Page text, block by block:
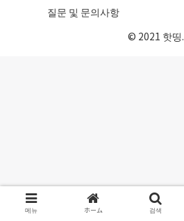
질문 및 문의사항
© 2021 핫띵.
메뉴 ホーム 검색